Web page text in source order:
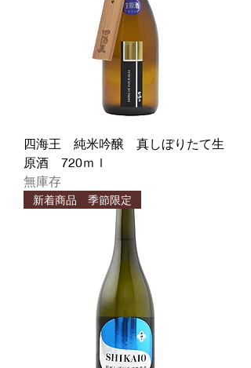
四海王 純米吟醸 真しぼりたて生
原酒 720ｍｌ
無庫存
新着商品 季節限定